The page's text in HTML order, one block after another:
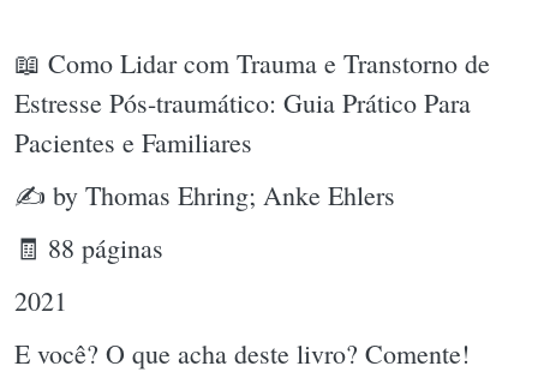
📖 Como Lidar com Trauma e Transtorno de
Estresse Pós-traumático: Guia Prático Para
Pacientes e Familiares
✍ by Thomas Ehring; Anke Ehlers
🧾 88 páginas
2021
E você? O que acha deste livro? Comente!